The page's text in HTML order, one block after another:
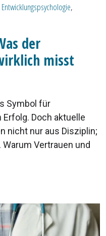
Entwicklungspsychologie,
der
misst
Symbol für
Doch aktuelle
nicht nur aus Disziplin;
Vertrauen und